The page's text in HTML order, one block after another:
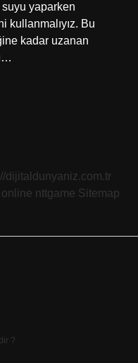
suyu yaparken
kullanmalıyız. Bu
kadar uzanan
dijitaldunyaniz.com.tr
online nttgame Sitemap
?